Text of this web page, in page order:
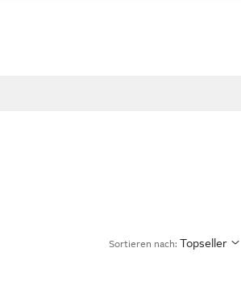
Sortieren nach: Topseller